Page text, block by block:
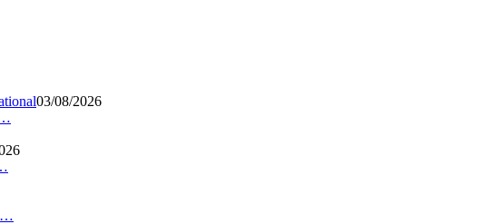
03/08/2026